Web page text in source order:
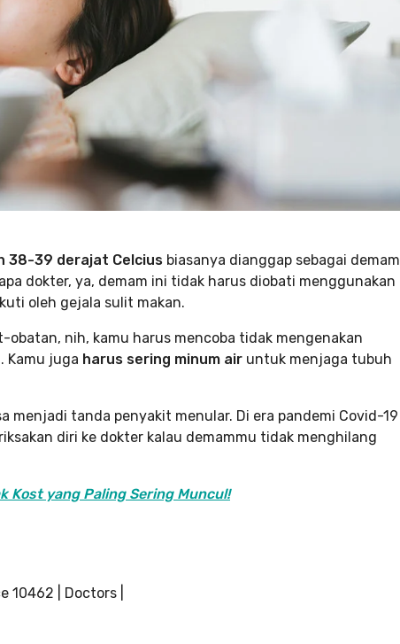
38-39 derajat Celcius biasanya dianggap sebagai demam
dokter, ya, demam ini tidak harus diobati menggunakan
oleh gejala sulit makan.
nih, kamu harus mencoba tidak mengenakan
Kamu juga harus sering minum air untuk menjaga tubuh
menjadi tanda penyakit menular. Di era pandemi Covid-19
diri ke dokter kalau demammu tidak menghilang
Kost yang Paling Sering Muncul!